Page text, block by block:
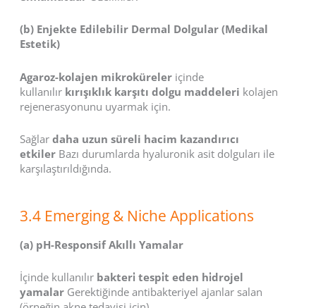
(b) Enjekte Edilebilir Dermal Dolgular (Medikal
Estetik)
Agaroz-kolajen mikroküreleriçinde
kullanılır kırışıklık karşıtı dolgu maddeleri kolajen
rejenerasyonunu uyarmak için.
Sağlar daha uzun süreli hacim kazandırıcı
etkilerBazı durumlarda hyaluronik asit dolguları ile
karşılaştırıldığında.
3.4 Emerging & Niche Applications
(a) pH-Responsif Akıllı Yamalar
İçinde kullanılır bakteri̇ tespi̇t eden hi̇drojel
yamalarGerektiğinde antibakteriyel ajanlar salan